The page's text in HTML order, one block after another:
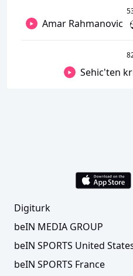
Amar Rahmanovic
Sehic'ten
Digiturk
beIN MEDIA GROUP
beIN SPORTS United
beIN SPORTS France